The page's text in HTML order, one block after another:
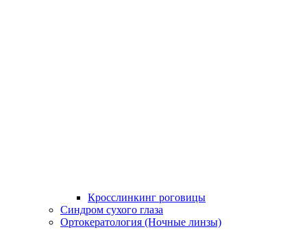
Кросслинкинг роговицы
Синдром сухого глаза
Ортокератология (Ночные линзы)